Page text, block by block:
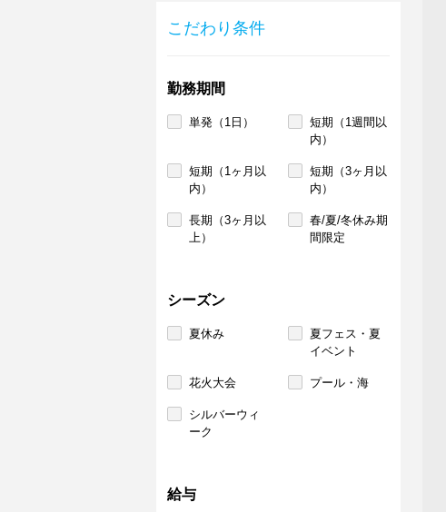
こだわり条件
勤務期間
単発（1日）
短期（1週間以
内）
短期（1ヶ月以
内）
短期（3ヶ月以
内）
長期（3ヶ月以
上）
春/夏/冬休み期
間限定
シーズン
夏休み
夏フェス・夏
イベント
花火大会 プール・海
シルバーウィ
ーク
給与